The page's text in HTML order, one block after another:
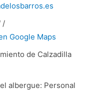
/
Google Maps
de Calzadilla
albergue: Personal